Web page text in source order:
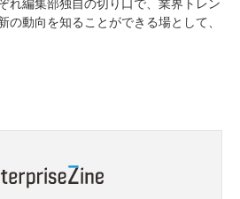
の動向を知ることができる場として、